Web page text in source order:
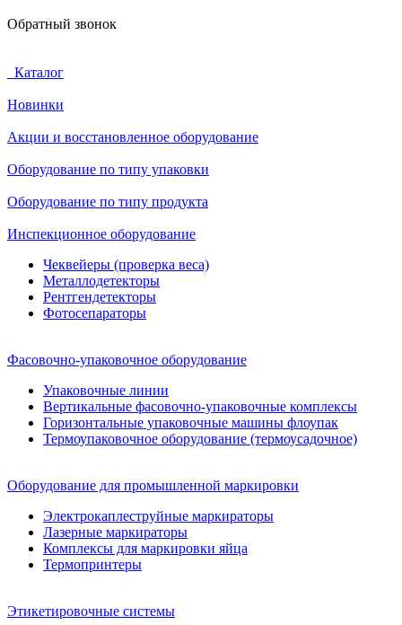
Обратный звонок
Каталог
Новинки
Акции и восстановленное оборудование
Оборудование по типу упаковки
Оборудование по типу продукта
Инспекционное оборудование
Чеквейеры (проверка веса)
Металлодетекторы
Рентгендетекторы
Фотосепараторы
Фасовочно-упаковочное оборудование
Упаковочные линии
Вертикальные фасовочно-упаковочные комплексы
Горизонтальные упаковочные машины флоупак
Термоупаковочное оборудование (термоусадочное)
Оборудование для промышленной маркировки
Электрокаплеструйные маркираторы
Лазерные маркираторы
Комплексы для маркировки яйца
Термопринтеры
Этикетировочные системы